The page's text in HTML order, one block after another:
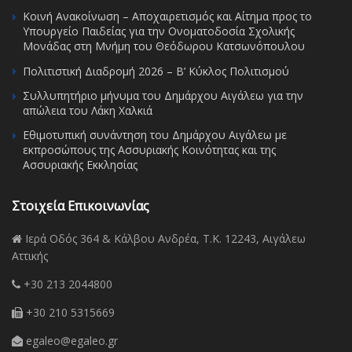
Κοινή Ανακοίνωση – Αποχαιρετισμός και Αίτημα προς το
Υπουργείο Παιδείας για την Ονοματοδοσία Σχολικής
Μονάδας στη Μνήμη του Θεόδωρου Κατσωνόπουλου
Πολιτιστική Διαδρομή 2026 – Β’ Κύκλος Πολιτισμού
Συλλυπητήριο μήνυμα του Δημάρχου Αιγάλεω για την
απώλεια του Λάκη Χαλκιά
Εθιμοτυπική συνάντηση του Δημάρχου Αιγάλεω με
εκπροσώπους της Ασσυριακής Κοινότητας και της
Ασσυριακής Εκκλησίας
Στοιχεία Επικοινωνίας
Ιερά Οδός 364 & Κάλβου Ανδρέα, Τ.Κ. 12243, Αιγάλεω
Αττικής
+30 213 2044800
+30 210 5315669
egaleo@egaleo.gr